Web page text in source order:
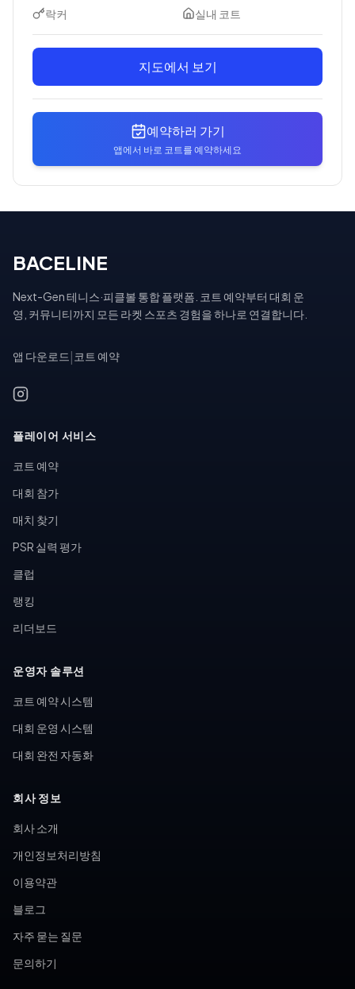
락커
실내 코트
지도에서 보기
예약하러 가기
앱에서 바로 코트를 예약하세요
BACELINE
Next-Gen 테니스·피클볼 통합 플랫폼. 코트 예약부터 대회 운
영, 커뮤니티까지 모든 라켓 스포츠 경험을 하나로 연결합니다.
앱 다운로드 코트 예약
플레이어 서비스
코트 예약
대회 참가
매치 찾기
PSR 실력 평가
클럽
랭킹
리더보드
운영자 솔루션
코트 예약 시스템
대회 운영 시스템
대회 완전 자동화
회사 정보
회사 소개
개인정보처리방침
이용약관
블로그
자주 묻는 질문
문의하기